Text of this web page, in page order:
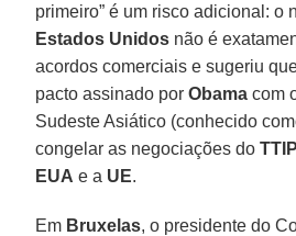
primeiro” é um risco adicional: o
Estados Unidos não é
acordos comerciais e sugeriu
pacto assinado porObama com
Sudeste Asiático (conhecido
congelar as negociações doTTIP
EUA e a UE.
Em Bruxelas, o presidente do